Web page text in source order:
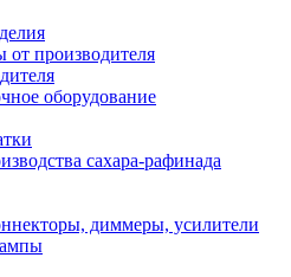
от производителя
оборудование
сахара-рафинада
диммеры, усилители